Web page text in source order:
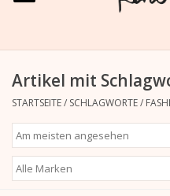
Art Prints
Grußkarten
Artikel mit
STARTSEITE/ SCHLAGWORTE/